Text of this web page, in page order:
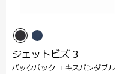
ジェットビズ 3
バックパック エキスパンダブル